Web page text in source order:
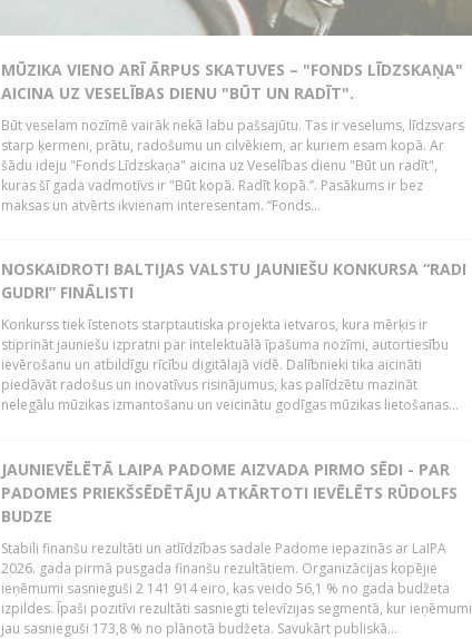
MŪZIKA VIENO ARĪ ĀRPUS SKATUVES – "FONDS LĪDZSKAŅA"
AICINA UZ VESELĪBAS DIENU "BŪT UN RADĪT".
Būt veselam nozīmē vairāk nekā labu pašsajūtu. Tas ir veselums, līdzsvars
starp ķermeni, prātu, radošumu un cilvēkiem, ar kuriem esam kopā. Ar
šādu ideju "Fonds Līdzskaņa" aicina uz Veselības dienu "Būt un radīt",
kuras šī gada vadmotīvs ir "Būt kopā. Radīt kopā.”. Pasākums ir bez
maksas un atvērts ikvienam interesentam. “Fonds...
NOSKAIDROTI BALTIJAS VALSTU JAUNIEŠU KONKURSA “RADI
GUDRI” FINĀLISTI
Konkurss tiek īstenots starptautiska projekta ietvaros, kura mērķis ir
stiprināt jauniešu izpratni par intelektuālā īpašuma nozīmi, autortiesību
ievērošanu un atbildīgu rīcību digitālajā vidē. Dalībnieki tika aicināti
piedāvāt radošus un inovatīvus risinājumus, kas palīdzētu mazināt
nelegālu mūzikas izmantošanu un veicinātu godīgas mūzikas lietošanas...
JAUNIEVĒLĒTĀ LAIPA PADOME AIZVADA PIRMO SĒDI - PAR
PADOMES PRIEKŠSĒDĒTĀJU ATKĀRTOTI IEVĒLĒTS RŪDOLFS
BUDZE
Stabili finanšu rezultāti un atlīdzības sadale Padome iepazinās ar LaIPA
2026. gada pirmā pusgada finanšu rezultātiem. Organizācijas kopējie
ieņēmumi sasnieguši 2 141 914 eiro, kas veido 56,1 % no gada budžeta
izpildes. Īpaši pozitīvi rezultāti sasniegti televīzijas segmentā, kur ieņēmumi
jau sasnieguši 173,8 % no plānotā budžeta. Savukārt publiskā...